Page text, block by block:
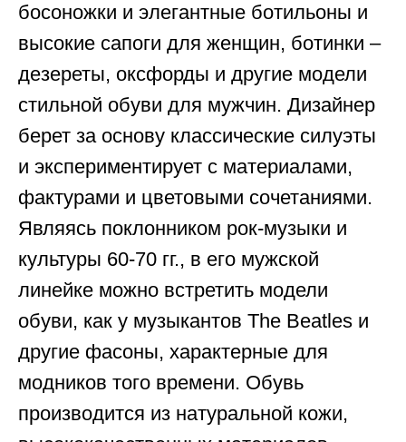
босоножки и элегантные ботильоны и
высокие сапоги для женщин, ботинки –
дезереты, оксфорды и другие модели
стильной обуви для мужчин. Дизайнер
берет за основу классические силуэты
и экспериментирует с материалами,
фактурами и цветовыми сочетаниями.
Являясь поклонником рок-музыки и
культуры 60-70 гг., в его мужской
линейке можно встретить модели
обуви, как у музыкантов The Beatles и
другие фасоны, характерные для
модников того времени. Обувь
производится из натуральной кожи,